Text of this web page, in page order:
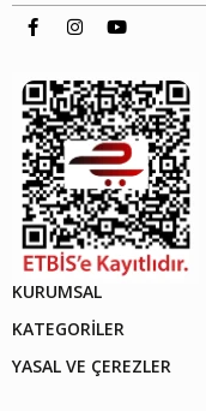
KURUMSAL
KATEGORİLER
YASAL VE ÇEREZLER